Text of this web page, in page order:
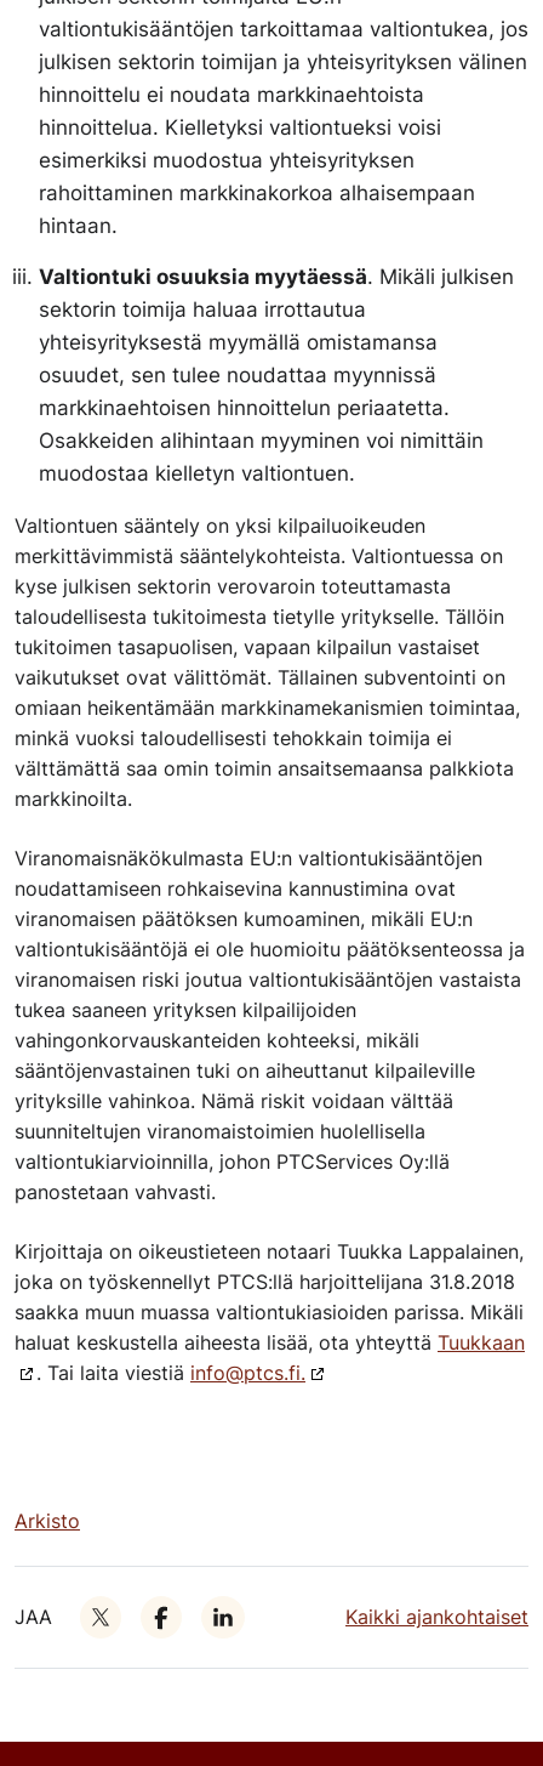
valtiontukisääntöjen tarkoittamaa valtiontukea, jos
julkisen sektorin toimijan ja yhteisyrityksen välinen
hinnoittelu ei noudata markkinaehtoista
hinnoittelua. Kielletyksi valtiontueksi voisi
esimerkiksi muodostua yhteisyrityksen
rahoittaminen markkinakorkoa alhaisempaan
hintaan.
Valtiontuki osuuksia myytäessä. Mikäli julkisen
sektorin toimija haluaa irrottautua
yhteisyrityksestä myymällä omistamansa
osuudet, sen tulee noudattaa myynnissä
markkinaehtoisen hinnoittelun periaatetta.
Osakkeiden alihintaan myyminen voi nimittäin
muodostaa kielletyn valtiontuen.
Valtiontuen sääntely on yksi kilpailuoikeuden
merkittävimmistä sääntelykohteista. Valtiontuessa on
kyse julkisen sektorin verovaroin toteuttamasta
taloudellisesta tukitoimesta tietylle yritykselle. Tällöin
tukitoimen tasapuolisen, vapaan kilpailun vastaiset
vaikutukset ovat välittömät. Tällainen subventointi on
omiaan heikentämään markkinamekanismien toimintaa,
minkä vuoksi taloudellisesti tehokkain toimija ei
välttämättä saa omin toimin ansaitsemaansa palkkiota
markkinoilta.
Viranomaisnäkökulmasta EU:n valtiontukisääntöjen
noudattamiseen rohkaisevina kannustimina ovat
viranomaisen päätöksen kumoaminen, mikäli EU:n
valtiontukisääntöjä ei ole huomioitu päätöksenteossa ja
viranomaisen riski joutua valtiontukisääntöjen vastaista
tukea saaneen yrityksen kilpailijoiden
vahingonkorvauskanteiden kohteeksi, mikäli
sääntöjenvastainen tuki on aiheuttanut kilpaileville
yrityksille vahinkoa. Nämä riskit voidaan välttää
suunniteltujen viranomaistoimien huolellisella
valtiontukiarvioinnilla, johon PTCServices Oy:llä
panostetaan vahvasti.
Kirjoittaja on oikeustieteen notaari Tuukka Lappalainen,
joka on työskennellyt PTCS:llä harjoittelijana 31.8.2018
saakka muun muassa valtiontukiasioiden parissa. Mikäli
haluat keskustella aiheesta lisää, ota yhteyttä Tuukkaan
. Tai laita viestiä info@ptcs.fi.
Arkisto
JAA Kaikki ajankohtaiset